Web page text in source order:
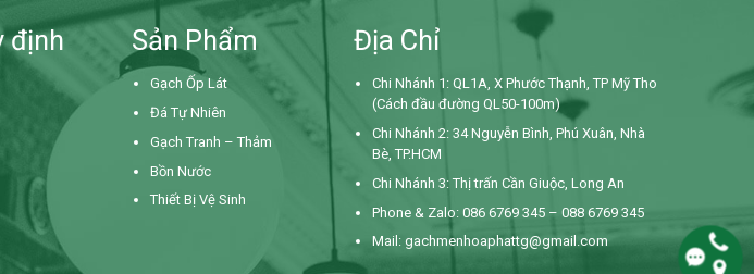
định Sản Phẩm
Gạch Ốp Lát
Đá Tự Nhiên
Gạch Tranh – Thảm
Bồn Nước
Thiết Bị Vệ Sinh
Địa Chỉ
Chi Nhánh 1: QL1A, X Phước Thạnh, TP Mỹ Tho
(Cách đầu đường QL50-100m)
Chi Nhánh 2: 34 Nguyễn Bình,Phú Xuân, Nhà
Bè, TP.HCM
Chi Nhánh 3: Thị trấn Cần Giuộc, Long An
Phone & Zalo: 086 6769 345 – 088 6769 345
Mail:gachmenhoaphattg@gmail.com